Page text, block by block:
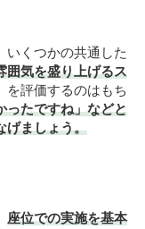
いくつかの共通した
囲気を盛り上げるス
を評価するのはもち
ったですね」などと
げましょう。
座位での実施を基本